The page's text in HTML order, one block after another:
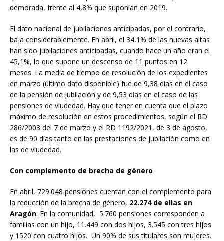
demorada, frente al 4,8% que suponían en 2019.
El dato nacional de jubilaciones anticipadas, por el contrario,
baja considerablemente. En abril, el 34,1% de las nuevas altas
han sido jubilaciones anticipadas, cuando hace un año eran el
45,1%, lo que supone un descenso de 11 puntos en 12
meses. La media de tiempo de resolución de los expedientes
en marzo (último dato disponible) fue de 9,38 días en el caso
de la pensión de jubilación y de 9,53 días en el caso de las
pensiones de viudedad. Hay que tener en cuenta que el plazo
máximo de resolución en estos procedimientos, según el RD
286/2003 del 7 de marzo y el RD 1192/2021, de 3 de agosto,
es de 90 días tanto en las prestaciones de jubilación como en
las de viudedad.
Con complemento de brecha de género
En abril, 729.048 pensiones cuentan con el complemento para
la reducción de la brecha de género, 22.274 de ellas en
Aragón. En la comunidad, 5.760 pensiones corresponden a
familias con un hijo, 11.449 con dos hijos, 3.545 con tres hijos
y 1520 con cuatro hijos. Un 90% de sus titulares son mujeres.